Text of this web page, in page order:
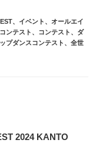
、 イベント 、 オールエイ
ンテスト 、 コンテスト 、
ダ
プダンスコンテスト 、 全世
2024 KANTO